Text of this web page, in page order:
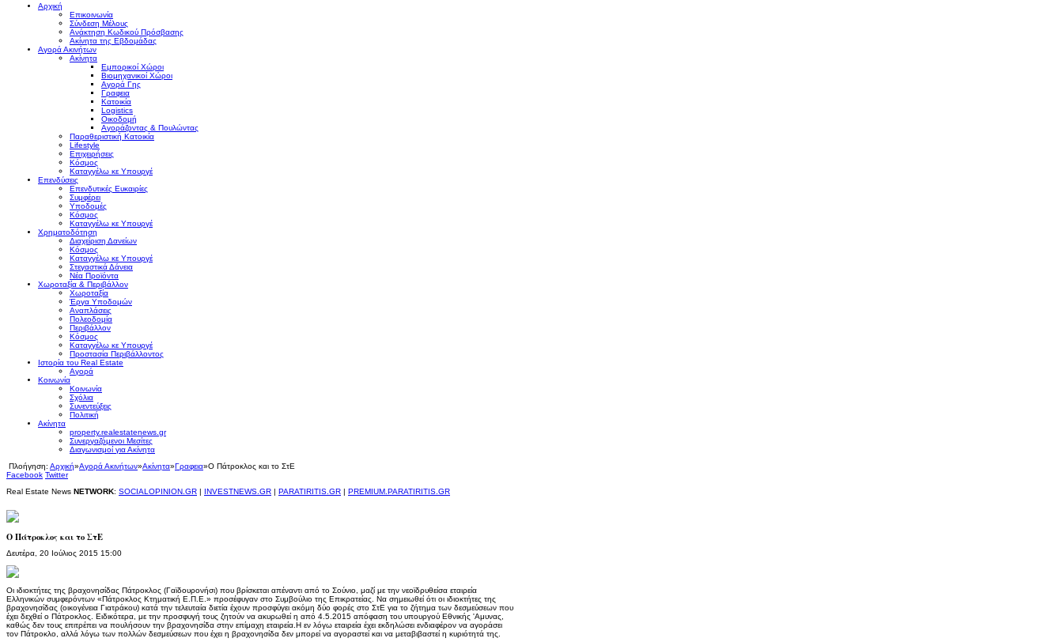
Αρχική
Επικοινωνία
Σύνδεση Μέλους
Ανάκτηση Κωδικού Πρόσβασης
Ακίνητα της Εβδομάδας
Αγορά Ακινήτων
Ακίνητα
Εμπορικοί Χώροι
Βιομηχανικοί Χώροι
Αγορά Γης
Γραφεια
Κατοικία
Logistics
Οικοδομή
Αγοράζοντας & Πουλώντας
Παραθεριστική Κατοικία
Lifestyle
Επιχειρήσεις
Κόσμος
Καταγγέλω κε Υπουργέ
Επενδύσεις
Επενδυτικές Ευκαιρίες
Συμφέρει
Υποδομές
Κόσμος
Καταγγέλω κε Υπουργέ
Χρηματοδότηση
Διαχείριση Δανείων
Κόσμος
Καταγγέλω κε Υπουργέ
Στεγαστικά Δάνεια
Νέα Προϊόντα
Χωροταξία & Περιβάλλον
Χωροταξία
Έργα Υποδομών
Αναπλάσεις
Πολεοδομία
Περιβάλλον
Κόσμος
Καταγγέλω κε Υπουργέ
Προστασία Περιβάλλοντος
Ιστορία του Real Estate
Αγορά
Κοινωνία
Κοινωνία
Σχόλια
Συνεντεύξεις
Πολιτική
Ακίνητα
property.realestatenews.gr
Συνεργαζόμενοι Μεσίτες
Διαγωνισμοί για Ακίνητα
Πλοήγηση: Αρχική»Αγορά Ακινήτων»Ακίνητα»Γραφεια»Ο Πάτροκλος και το ΣτΕ
Facebook Twitter
Real Estate News NETWORK: SOCIALOPINION.GR | INVESTNEWS.GR | PARATIRITIS.GR | PREMIUM.PARATIRITIS.GR
Ο Πάτροκλος και το ΣτΕ
Δευτέρα, 20 Ιούλιος 2015 15:00
Οι ιδιοκτήτες της βραχονησίδας Πάτροκλος (Γαϊδουρονήσι) που βρίσκεται απέναντι από το Σούνιο, μαζί με την νεοϊδρυθείσα εταιρεία
Ελληνικών συμφερόντων «Πάτροκλος Κτηματική Ε.Π.Ε.» προσέφυγαν στο Συμβούλιο της Επικρατείας. Να σημειωθεί ότι οι ιδιοκτήτες της
βραχονησίδας (οικογένεια Γιατράκου) κατά την τελευταία διετία έχουν προσφύγει ακόμη δύο φορές στο ΣτΕ για το ζήτημα των δεσμεύσεων που
έχει δεχθεί ο Πάτροκλος. Ειδικότερα, με την προσφυγή τους ζητούν να ακυρωθεί η από 4.5.2015 απόφαση του υπουργού Εθνικής 'Αμυνας,
καθώς δεν τους επιτρέπει να πουλήσουν την βραχονησίδα στην επίμαχη εταιρεία.Η εν λόγω εταιρεία έχει εκδηλώσει ενδιαφέρον να αγοράσει
τον Πάτροκλο, αλλά λόγω των πολλών δεσμεύσεων που έχει η βραχονησίδα δεν μπορεί να αγοραστεί και να μεταβιβαστεί η κυριότητά της.